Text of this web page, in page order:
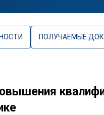
ПОЛУЧАЕМЫЕ